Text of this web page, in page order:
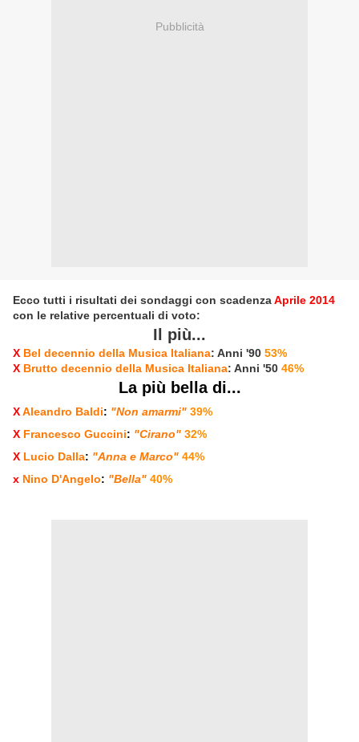
Pubblicità
Ecco tutti i risultati dei sondaggi con scadenzaAprile 2014
con le relative percentuali di voto:
Il più...
X Bel decennio della Musica Italiana: Anni '90 53%
X Brutto decennio della Musica Italiana: Anni '50 46%
La più bella di...
XAleandro Baldi: "Non amarmi" 39%
X Francesco Guccini: "Cirano" 32%
X Lucio Dalla: "Anna e Marco" 44%
x Nino D'Angelo: "Bella" 40%